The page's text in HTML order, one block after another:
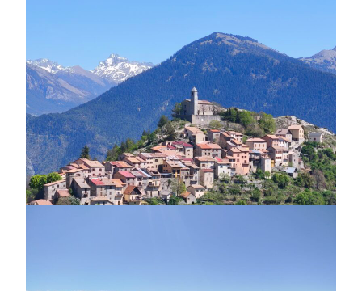
« Villages à vélo » en « Vallée de la Tinée »
2026-04-26